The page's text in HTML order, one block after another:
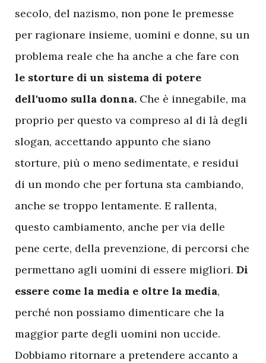
secolo, del nazismo, non pone le premesse
per ragionare insieme, uomini e donne, su un
problema reale che ha anche a che fare con
le storture di un sistema di potere
dell'uomo sulla donna. Che è innegabile, ma
proprio per questo va compreso al di là degli
slogan, accettando appunto che siano
storture, più o meno sedimentate, e residui
di un mondo che per fortuna sta cambiando,
anche se troppo lentamente. E rallenta,
questo cambiamento, anche per via delle
pene certe, della prevenzione, di percorsi che
permettano agli uomini di essere migliori. Di
essere come la media e oltre la media,
perché non possiamo dimenticare che la
maggior parte degli uomini non uccide.
Dobbiamo ritornare a pretendere accanto a